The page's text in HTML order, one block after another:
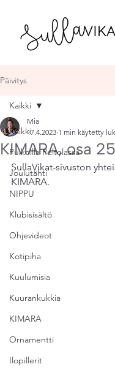
Päivitys
Kaikki
Puikoilla Peltolassa
Joulutähti
NIPPU
Klubisisältö
Ohjevideot
Kotipiha
Kuulumisia
Kuurankukkia
KIMARA
Ornamentti
Ilopillerit
Kaikki
KIMARA, osa 25
Mia
17.4.2023 1 min käytetty
SullaVikat-sivuston
KIMARA.